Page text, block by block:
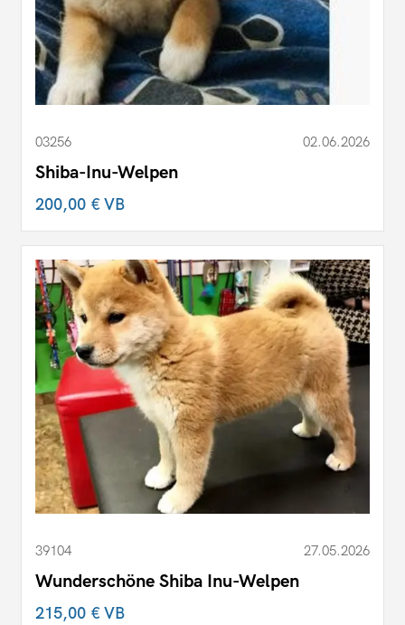
03256 02.06.2026
Shiba-Inu-Welpen
200,00 €VB
39104 27.05.2026
Wunderschöne Shiba Inu-Welpen
215,00 €VB